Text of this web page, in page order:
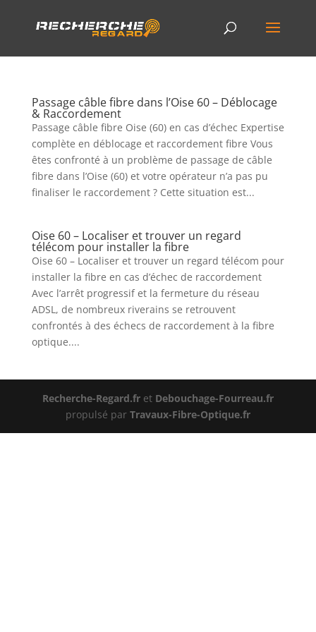
Passage câble fibre dans l’Oise 60 – Déblocage
& Raccordement
Passage câble fibre Oise (60) en cas d’échec Expertise
complète en déblocage et raccordement fibre Vous
êtes confronté à un problème de passage de câble
fibre dans l’Oise (60) et votre opérateur n’a pas pu
finaliser le raccordement ? Cette situation est...
Oise 60 – Localiser et trouver un regard
télécom pour installer la fibre
Oise 60 – Localiser et trouver un regard télécom pour
installer la fibre en cas d’échec de raccordement
Avec l’arrêt progressif et la fermeture du réseau
ADSL, de nombreux riverains se retrouvent
confrontés à des échecs de raccordement à la fibre
optique....
Recherche-Regard.fret Debouchage-Fourreau.fr
propulsé par Travaux-Fibre-Optique.fr